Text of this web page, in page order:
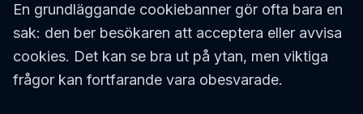
En grundläggande cookiebanner gör ofta bara en
sak: den ber besökaren att acceptera eller avvisa
cookies. Det kan se bra ut på ytan, men viktiga
frågor kan fortfarande vara obesvarade.